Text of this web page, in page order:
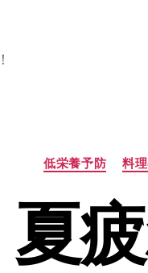
低栄養予防 料
夏